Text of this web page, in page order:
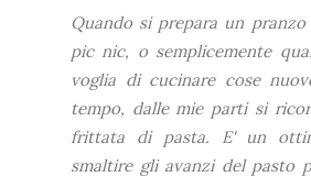
Quando si prepara un
pic nic, o semplicemente
voglia di cucinare cose
tempo, dalle mie parti si
frittata di pasta. E' un
smaltire gli avanzi del pasto